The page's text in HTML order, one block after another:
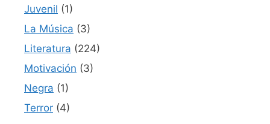
Juvenil (1)
La Música (3)
Literatura (224)
Motivación (3)
Negra (1)
Terror (4)